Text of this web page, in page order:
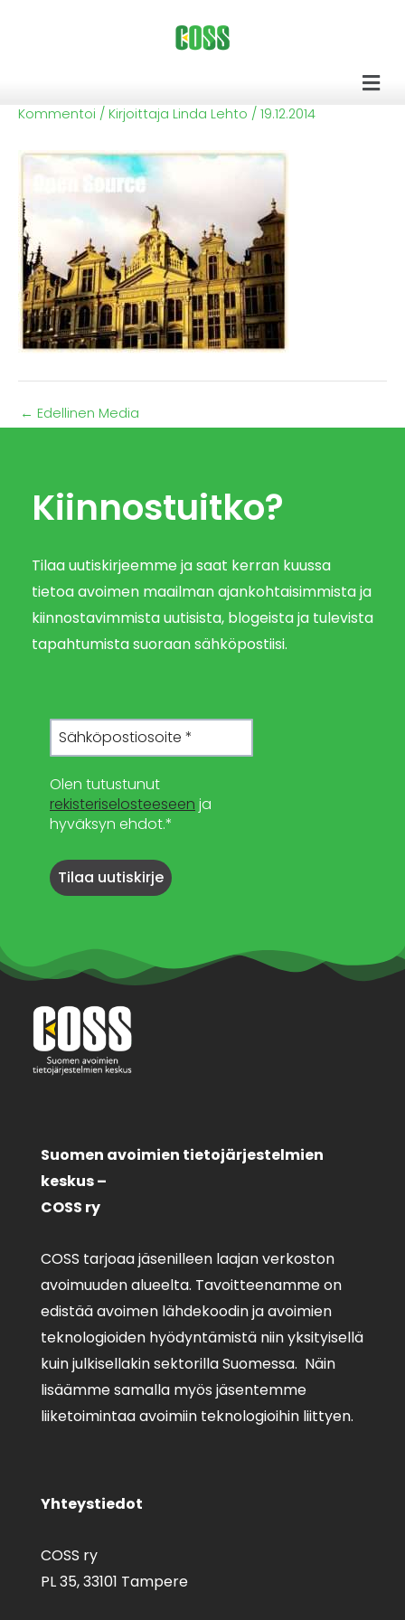
Kommentoi / Kirjoittaja Linda Lehto / 19.12.2014
← Edellinen Media
Kiinnostuitko?
Tilaa uutiskirjeemme ja saat kerran kuussa
tietoa avoimen maailman ajankohtaisimmista ja
kiinnostavimmista uutisista, blogeista ja tulevista
tapahtumista suoraan sähköpostiisi.
Olen tutustunut
rekisteriselosteeseen ja
hyväksyn ehdot.*
Suomen avoimien tietojärjestelmien
keskus –
COSS ry
COSS tarjoaa jäsenilleen laajan verkoston
avoimuuden alueelta. Tavoitteenamme on
edistää avoimen lähdekoodin ja avoimien
teknologioiden hyödyntämistä niin yksityisellä
kuin julkisellakin sektorilla Suomessa. Näin
lisäämme samalla myös jäsentemme
liiketoimintaa avoimiin teknologioihin liittyen.
Yhteystiedot
COSS ry
PL 35,33101 Tampere